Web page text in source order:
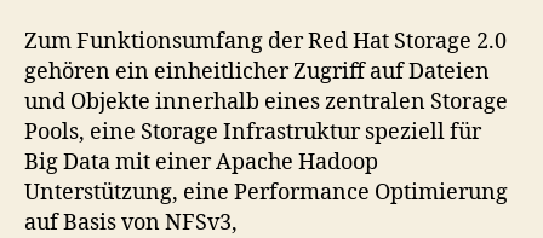
Zum Funktionsumfang der Red Hat Storage 2.0
gehören ein einheitlicher Zugriff auf Dateien
und Objekte innerhalb eines zentralen Storage
Pools, eine Storage Infrastruktur speziell für
Big Data mit einer Apache Hadoop
Unterstützung, eine Performance Optimierung
auf Basis von NFSv3,